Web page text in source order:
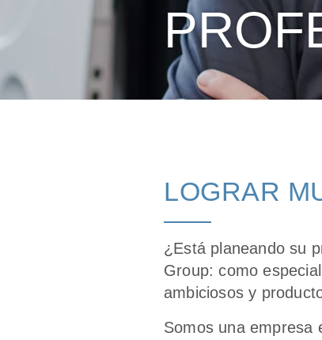
LOGRAR
¿Está planeando su
Group: como
ambiciosos y
Somos una empresa